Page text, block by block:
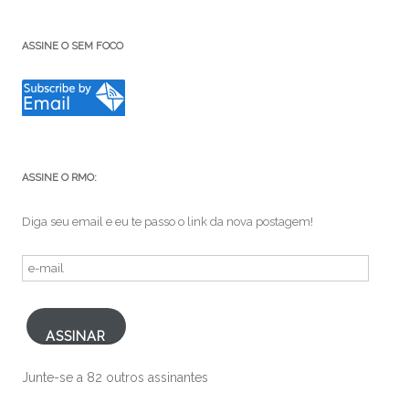
ASSINE O SEM FOCO
ASSINE O RMO:
Diga seu email e eu te passo o link da nova postagem!
e-
mail
ASSINAR
Junte-se a 82 outros assinantes